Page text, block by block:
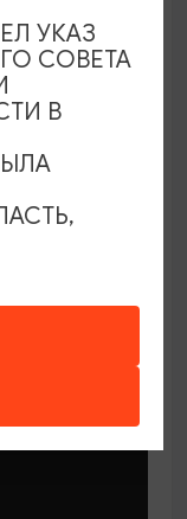
Елены
УКАЗ
СОВЕТА
В